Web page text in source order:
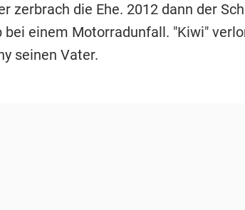
zerbrach die Ehe. 2012 dann der
bei einem Motorradunfall. "Kiwi"
seinen Vater.